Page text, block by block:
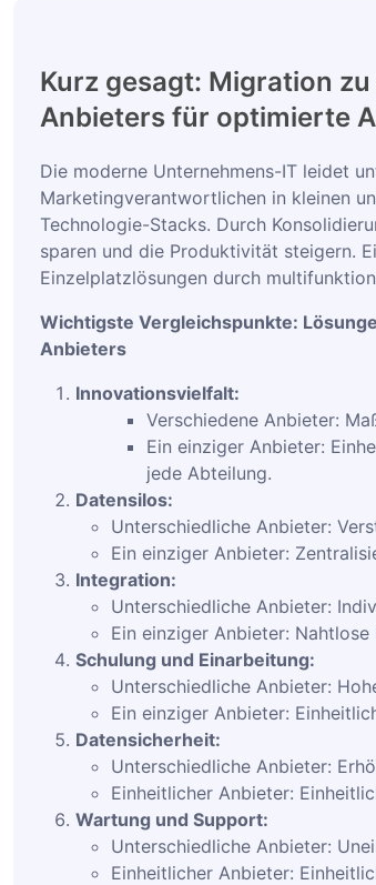
Kurz gesagt: Migration
Anbieters für optimierte
Die moderne Unternehmens-IT leidet
Marketingverantwortlichen in kleinen
Technologie-Stacks. Durch
sparen und die Produktivität steigern.
Einzelplatzlösungen durch
Wichtigste Vergleichspunkte:
Anbieters
Innovationsvielfalt:
Verschiedene Anbieter:
Ein einziger Anbieter:
jede Abteilung.
Datensilos:
Unterschiedliche Anbieter:
Ein einziger Anbieter:
Integration:
Unterschiedliche Anbieter:
Ein einziger Anbieter:
Schulung und Einarbeitung:
Unterschiedliche Anbieter:
Ein einziger Anbieter:
Datensicherheit:
Unterschiedliche Anbieter:
Einheitlicher Anbieter:
Wartung und Support:
Unterschiedliche Anbieter:
Einheitlicher Anbieter: